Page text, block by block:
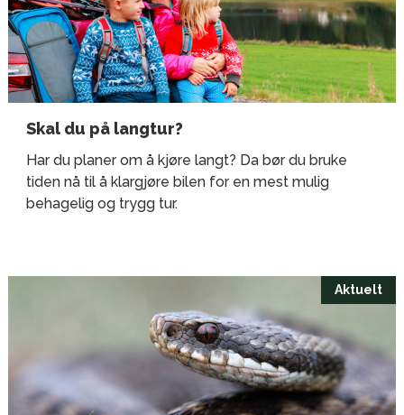
Skal du på langtur?
Har du planer om å kjøre langt? Da bør du bruke
tiden nå til å klargjøre bilen for en mest mulig
behagelig og trygg tur.
Aktuelt